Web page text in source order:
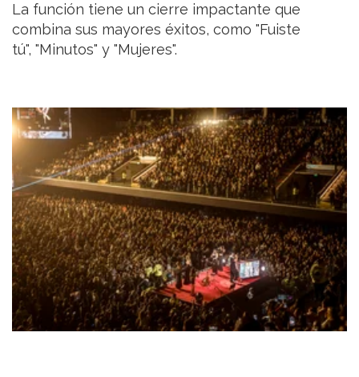
La función tiene un cierre impactante que
combina sus mayores éxitos, como "Fuiste
tú", "Minutos" y "Mujeres".